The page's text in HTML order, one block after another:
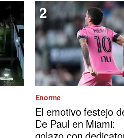
Enorme
El emotivo festejo
De Paul en Miami: